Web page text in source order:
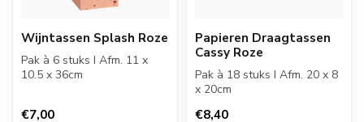
Wijntassen Splash Roze
Pak à 6 stuks I Afm. 11 x
10.5 x 36cm
€7,00
Papieren Draagtassen
Cassy Roze
Pak à 18 stuks I Afm. 20 x 8
x 20cm
€8,40